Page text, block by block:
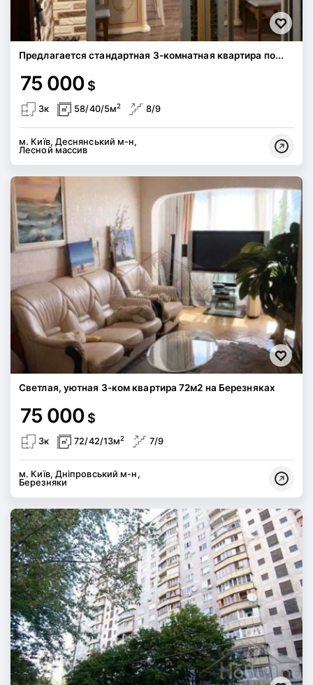
Предлагается стандартная 3-комнатная квартира по...
75 000 $
3к 58/40/5м2 8/9
м. Київ, Деснянський м-н,
Лесной массив
Светлая, уютная 3-ком квартира 72м2 на Березняках
75 000 $
3к 72/42/13м2 7/9
м. Київ, Дніпровський м-н,
Березняки